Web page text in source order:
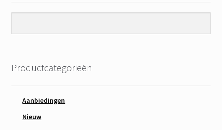
Productcategorieën
Aanbiedingen
Nieuw